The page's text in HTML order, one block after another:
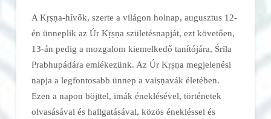
A Kṛṣṇa-hívők, szerte a világon holnap, augusztus 12-
én ünneplik az Úr Kṛṣṇa születésnapját, ezt követően,
13-án pedig a mozgalom kiemelkedő tanítójára, Śrīla
Prabhupádára emlékezünk. Az Úr Kṛṣṇa megjelenési
napja a legfontosabb ünnep a vaiṣṇavák életében.
Ezen a napon böjttel, imák éneklésével, történetek
olvasásával és hallgatásával, közös énekléssel és